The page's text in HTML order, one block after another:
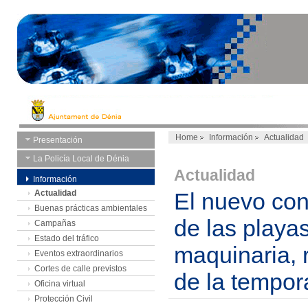
Presentación
La Policía Local de Dénia
Información
Actualidad
Buenas prácticas ambientales
Campañas
Estado del tráfico
Eventos extraordinarios
Cortes de calle previstos
Oficina virtual
Protección Civil
Home Información Actualidad
Actualidad
El nuevo
de las
maquinaria,
de la